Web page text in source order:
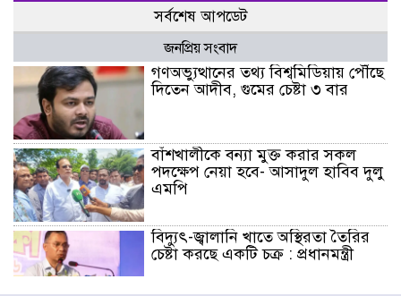
সর্বশেষ আপডেট
জনপ্রিয় সংবাদ
গণঅভ্যুত্থানের তথ্য বিশ্বমিডিয়ায় পৌঁছে
দিতেন আদীব, গুমের চেষ্টা ৩ বার
বাঁশখালীকে বন্যা মুক্ত করার সকল
পদক্ষেপ নেয়া হবে- আসাদুল হাবিব দুলু
এমপি
বিদ্যুৎ-জ্বালানি খাতে অস্থিরতা তৈরির
চেষ্টা করছে একটি চক্র : প্রধানমন্ত্রী